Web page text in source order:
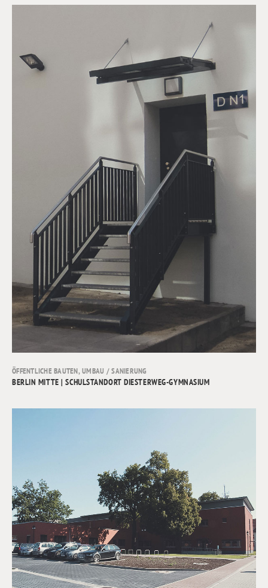
ÖFFENTLICHE BAUTEN,UMBAU / SANIERUNG
BERLIN MITTE | SCHULSTANDORT DIESTERWEG-GYMNASIUM